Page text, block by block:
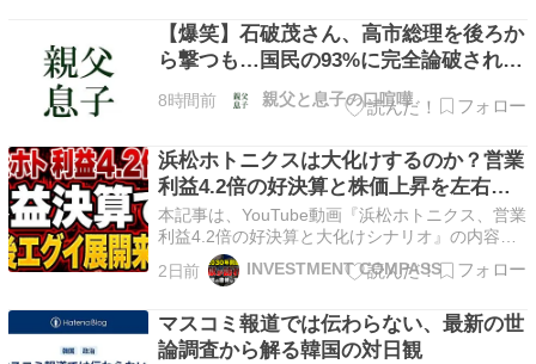
だ…
【爆笑】石破茂さん、高市総理を後ろか
ら撃つも…国民の93%に完全論破され
て"党内野党&
8時間前 親父と息子の口喧嘩
浜松ホトニクスは大化けするのか？営業
利益4.2倍の好決算と株価上昇を左右す
る3つの成長シナリオ
本記事は、YouTube動画『浜松ホトニクス、営業
利益4.2倍の好決算と大化けシナリオ』の内容を
基に構成しています。 浜松ホトニクスが発表し
た2026年9月期第3四半期決算では、累計営業利
し、今回の決算で本当に注目すべきなのは、9
カ…
2日前 INVESTMENT COMPASS
マスコミ報道では伝わらない、最新の世
論調査から解る韓国の対日観